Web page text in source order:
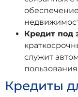
Кредит под
служит
Кредиты